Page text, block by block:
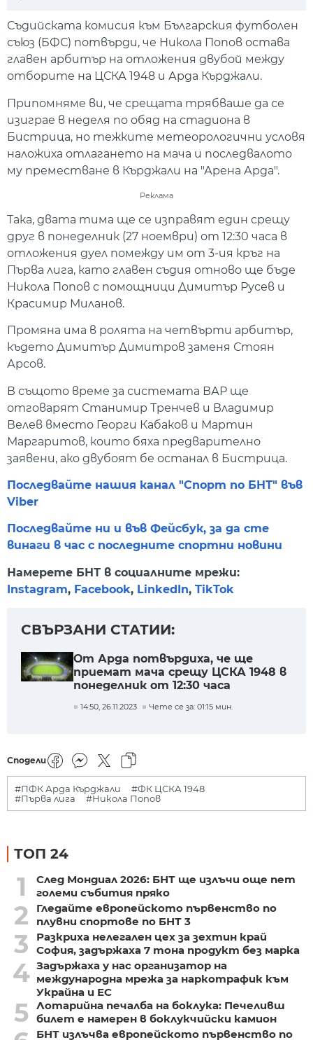
Съдийската комисия към Българския футболен
съюз (БФС) потвърди, че Никола Попов остава
главен арбитър на отложения двубой между
отборите на ЦСКА 1948 и Арда Кърджали.
Припомняме ви, че срещата трябваше да се
изиграе в неделя по обяд на стадиона в
Бистрица, но тежките метеорологични условя
наложиха отлагането на мача и последвалото
му преместване в Кърджали на "Арена Арда".
Реклама
Така, двата тима ще се изправят един срещу
друг в понеделник (27 ноември) от 12:30 часа в
отложения дуел помежду им от 3-ия кръг на
Първа лига, като главен съдия отново ще бъде
Никола Попов с помощници Димитър Русев и
Красимир Миланов.
Промяна има в ролята на четвърти арбитър,
където Димитър Димитров заменя Стоян
Арсов.
В същото време за системата ВАР ще
отговарят Станимир Тренчев и Владимир
Велев вместо Георги Кабаков и Мартин
Маргаритов, които бяха предварително
заявени, ако двубоят бе останал в Бистрица.
Последвайте нашия канал "Спорт по БНТ" във
Viber
Последвайте ни и във Фейсбук, за да сте
винаги в час с последните спортни новини
Намерете БНТ в социалните мрежи:
Instagram, Facebook, LinkedIn, TikTok
СВЪРЗАНИ СТАТИИ:
От Арда потвърдиха, че ще
приемат мача срещу ЦСКА 1948 в
понеделник от 12:30 часа
14:50, 26.11.2023 Чете се за: 01:15 мин.
Сподели
#ПФК Арда Кърджали
#ФК ЦСКА 1948
#Първа лига
#Никола Попов
ТОП 24
1
След Мондиал 2026: БНТ ще излъчи още пет
големи събития пряко
2
Гледайте европейското първенство по
плувни спортове по БНТ 3
3
Разкриха нелегален цех за зехтин край
София, задържаха 7 тона продукт без марка
4 Задържаха у нас организатор на
международна мрежа за наркотрафик към
Украйна и ЕС
5 Лотарийна печалба на боклука: Печеливш
билет е намерен в боклукчийски камион
БНТ излъчва европейското първенство по